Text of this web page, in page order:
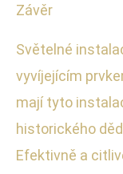
Závěr
Světelné
vyvíjejícím
mají tyto
historického
Efektivně a